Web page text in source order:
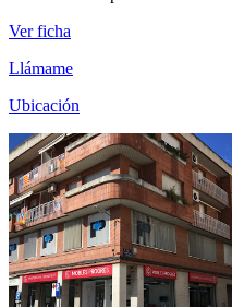
Ver ficha
Llámame
Ubicación